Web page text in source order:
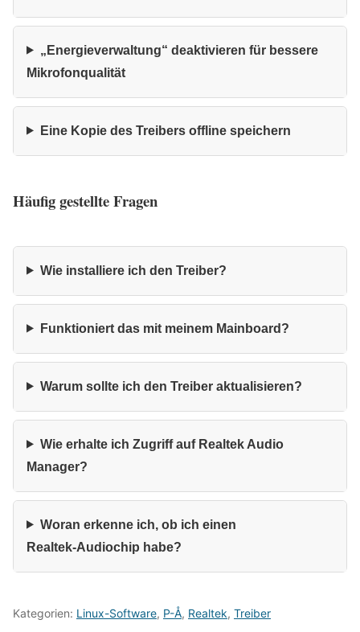
„Energieverwaltung“ deaktivieren für bessere
Mikrofonqualität
Eine Kopie des Treibers offline speichern
Häufig gestellte Fragen
Wie installiere ich den Treiber?
Funktioniert das mit meinem Mainboard?
Warum sollte ich den Treiber aktualisieren?
Wie erhalte ich Zugriff auf Realtek Audio
Manager?
Woran erkenne ich, ob ich einen
Realtek‑Audiochip habe?
Kategorien: Linux-Software, P-Å, Realtek, Treiber